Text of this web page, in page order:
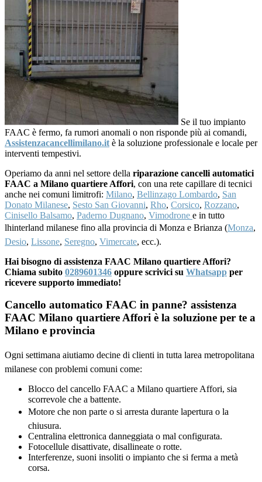
Se il tuo impianto
FAAC è fermo, fa rumori anomali o non risponde più ai comandi,
Assistenzacancellimilano.it è la soluzione professionale e locale per
interventi tempestivi.
Operiamo da anni nel settore della riparazione cancelli automatici
FAAC a Milano quartiere Affori, con una rete capillare di tecnici
anche nei comuni limitrofi: Milano, Bellinzago Lombardo, San
Donato Milanese, Sesto San Giovanni, Rho, Corsico, Rozzano,
Cinisello Balsamo, Paderno Dugnano, Vimodrone e in tutto
lhinterland milanese fino alla provincia di Monza e Brianza (Monza,
Desio, Lissone, Seregno, Vimercate, ecc.).
Hai bisogno di assistenza FAAC Milano quartiere Affori?
Chiama subito 0289601346 oppure scrivici su Whatsapp per
ricevere supporto immediato!
Cancello automatico FAAC in panne? assistenza
FAAC Milano quartiere Affori è la soluzione per te a
Milano e provincia
Ogni settimana aiutiamo decine di clienti in tutta larea metropolitana
milanese con problemi comuni come:
Blocco del cancello FAAC a Milano quartiere Affori, sia
scorrevole che a battente.
Motore che non parte o si arresta durante lapertura o la
chiusura.
Centralina elettronica danneggiata o mal configurata.
Fotocellule disattivate, disallineate o rotte.
Interferenze, suoni insoliti o impianto che si ferma a metà
corsa.